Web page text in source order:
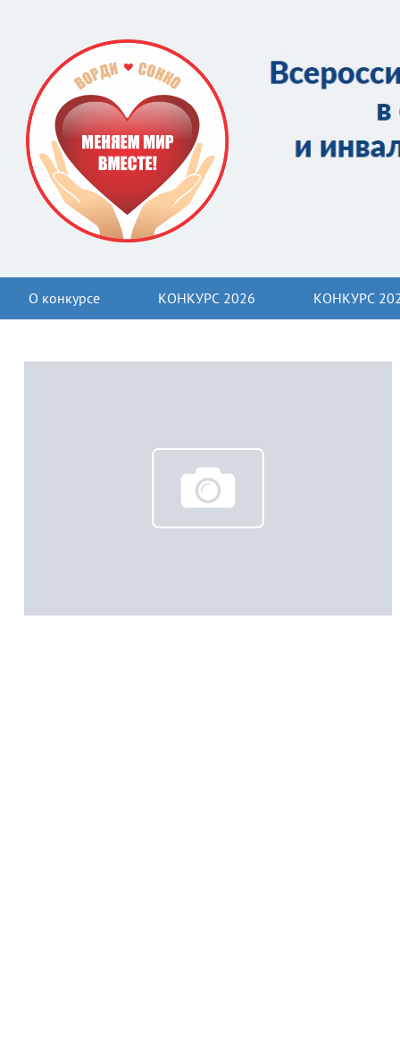
О конкурсе КОНКУРС 2026 КОНКУРС